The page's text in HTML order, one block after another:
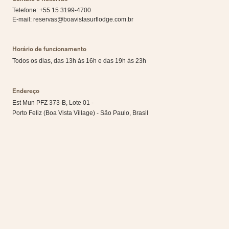
Telefone: +55 15 3199-4700
E-mail: reservas@boavistasurflodge.com.br
Horário de funcionamento
Todos os dias, das 13h às 16h e das 19h às 23h
Endereço
Est Mun PFZ 373-B, Lote 01 -
Porto Feliz (Boa Vista Village) - São Paulo, Brasil